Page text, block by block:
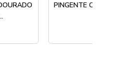
PINGENTE CORAÇÃO